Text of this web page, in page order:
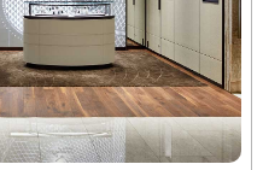
天津市和平区赤峰道136号天津国际金融中心26层2603室宝玑售后服务中心（需提前预约）
玑售后服务中心（需提前预约）
玑售后服务中心（需提前预约）
宝玑售后服务中心（需提前预约）